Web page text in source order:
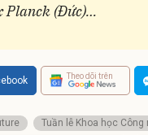
Planck (Đức)…
Theo dõi trên
Tuần lễ Khoa học Công